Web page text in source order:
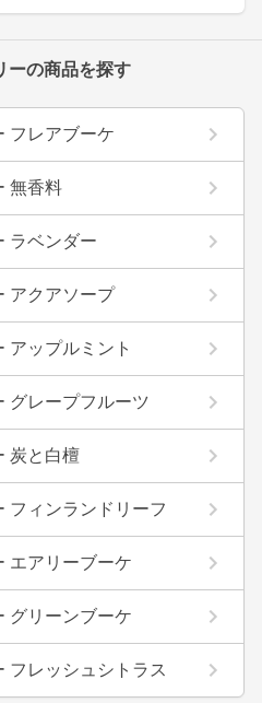
ーの商品を探す
フレアブーケ
無香料
ラベンダー
アクアソープ
アップルミント
グレープフルーツ
炭と白檀
フィンランドリーフ
エアリーブーケ
グリーンブーケ
フレッシュシトラス